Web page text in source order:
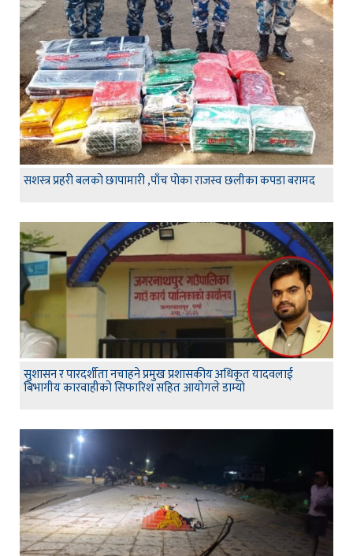
सशस्त्र प्रहरी बलको छापामारी ,पाँच पोका राजस्व छलीका कपडा बरामद
सुशासन र पारदर्शीता नचाहने प्रमुख प्रशासकीय अधिकृत यादवलाई
बिभागीय कारवाहीको सिफारिश सहित आयोगले डाम्यो